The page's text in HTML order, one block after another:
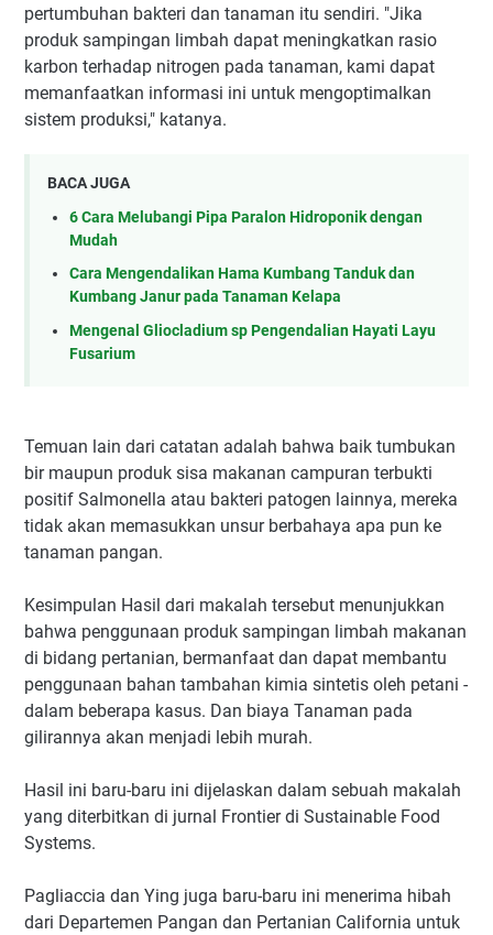
pertumbuhan bakteri dan tanaman itu sendiri. "Jika
produk sampingan limbah dapat meningkatkan rasio
karbon terhadap nitrogen pada tanaman, kami dapat
memanfaatkan informasi ini untuk mengoptimalkan
sistem produksi," katanya.
BACA JUGA
6 Cara Melubangi Pipa Paralon Hidroponik dengan
Mudah
Cara Mengendalikan Hama Kumbang Tanduk dan
Kumbang Janur pada Tanaman Kelapa
Mengenal Gliocladium sp Pengendalian Hayati Layu
Fusarium
Temuan lain dari catatan adalah bahwa baik tumbukan
bir maupun produk sisa makanan campuran terbukti
positif Salmonella atau bakteri patogen lainnya, mereka
tidak akan memasukkan unsur berbahaya apa pun ke
tanaman pangan.
Kesimpulan Hasil dari makalah tersebut menunjukkan
bahwa penggunaan produk sampingan limbah makanan
di bidang pertanian, bermanfaat dan dapat membantu
penggunaan bahan tambahan kimia sintetis oleh petani -
dalam beberapa kasus. Dan biaya Tanaman pada
gilirannya akan menjadi lebih murah.
Hasil ini baru-baru ini dijelaskan dalam sebuah makalah
yang diterbitkan di jurnal Frontier di Sustainable Food
Systems.
Pagliaccia dan Ying juga baru-baru ini menerima hibah
dari Departemen Pangan dan Pertanian California untuk